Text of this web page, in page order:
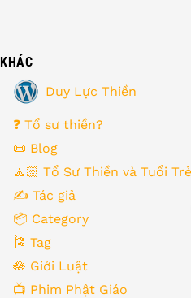
KHÁC
Duy Lực Thiền
❓ Tổ sư thiền?
📜 Blog
🧘🏻 Tổ Sư Thiền và Tuổi Trẻ
✍️ Tác giả
📦 Category
🎏 Tag
🪷 Giới Luật
📺 Phim Phật Giáo